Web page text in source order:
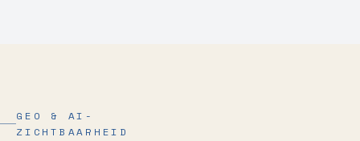
GEO & AI-
ZICHTBAARHEID